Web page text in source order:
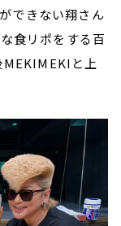
できない翔さん
食リポをする百
MEKIMEKIと上